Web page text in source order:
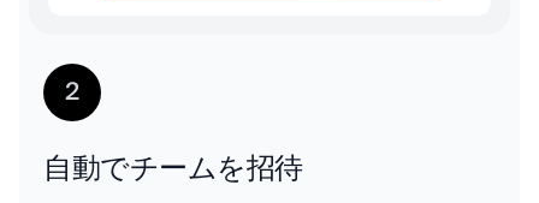
2
自動でチームを招待